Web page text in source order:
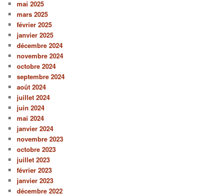
mai 2025
mars 2025
février 2025
janvier 2025
décembre 2024
novembre 2024
octobre 2024
septembre 2024
août 2024
juillet 2024
juin 2024
mai 2024
janvier 2024
novembre 2023
octobre 2023
juillet 2023
février 2023
janvier 2023
décembre 2022